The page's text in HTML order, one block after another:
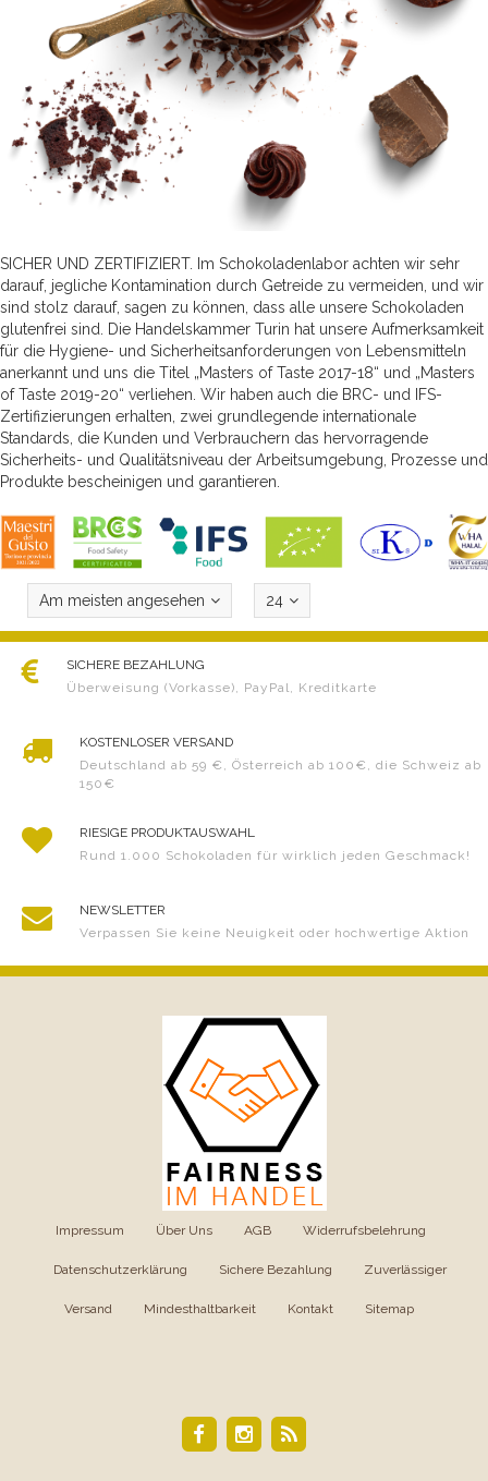
SICHER UND ZERTIFIZIERT. Im Schokoladenlabor achten wir sehr
darauf, jegliche Kontamination durch Getreide zu vermeiden, und wir
sind stolz darauf, sagen zu können, dass alle unsere Schokoladen
glutenfrei sind. Die Handelskammer Turin hat unsere Aufmerksamkeit
für die Hygiene- und Sicherheitsanforderungen von Lebensmitteln
anerkannt und uns die Titel „Masters of Taste 2017-18“ und „Masters
of Taste 2019-20“ verliehen. Wir haben auch die BRC- und IFS-
Zertifizierungen erhalten, zwei grundlegende internationale
Standards, die Kunden und Verbrauchern das hervorragende
Sicherheits- und Qualitätsniveau der Arbeitsumgebung, Prozesse und
Produkte bescheinigen und garantieren.
Am meisten angesehen 24
SICHERE BEZAHLUNG
Überweisung (Vorkasse), PayPal, Kreditkarte
KOSTENLOSER VERSAND
Deutschland ab 59 €, Österreich ab 100€, die Schweiz ab
150€
RIESIGE PRODUKTAUSWAHL
Rund 1.000 Schokoladen für wirklich jeden Geschmack!
NEWSLETTER
Verpassen Sie keine Neuigkeit oder hochwertige Aktion
Impressum Über Uns AGB Widerrufsbelehrung
Datenschutzerklärung Sichere Bezahlung Zuverlässiger
Versand Mindesthaltbarkeit Kontakt Sitemap